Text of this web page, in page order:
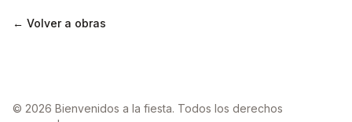
← Volver a obras
© 2026 Bienvenidos a la fiesta. Todos los derechos